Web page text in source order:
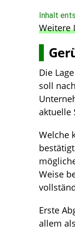
Inhalt
Weitere
Die
soll
aktuelle
Welche
Weise
Erste
allem